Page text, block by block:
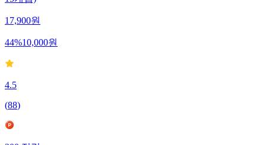
15개입)
17,900원
44%10,000원
4.5
(88)